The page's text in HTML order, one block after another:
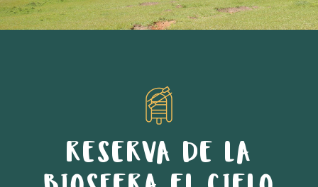
RESERVA DE LA